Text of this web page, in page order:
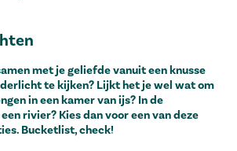
met je geliefde vanuit een knusse
te kijken? Lijkt het je wel wat om
in een kamer van ijs? In de
rivier? Kies dan voor een van deze
Bucketlist, check!